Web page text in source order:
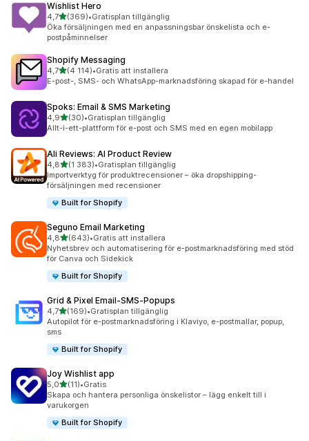
Wishlist Hero
4,7av 5 stjärnor
(369)
369 recensioner totalt
•Gratisplan tillgänglig
Öka försäljningen med en anpassningsbar önskelista och e-
postpåminnelser
Shopify Messaging
4,7av 5 stjärnor
(4 114)
4114 recensioner totalt
•Gratis att installera
E-post-, SMS- och WhatsApp-marknadsföring skapad för e-handel
Spoks: Email & SMS Marketing
4,9av 5 stjärnor
(30)
30 recensioner totalt
•Gratisplan tillgänglig
Allt-i-ett-plattform för e-post och SMS med en egen mobilapp
Ali Reviews: AI Product Review
4,8av 5 stjärnor
(1 383)
1383 recensioner totalt
•Gratisplan tillgänglig
Importverktyg för produktrecensioner – öka dropshipping-
försäljningen med recensioner
Built for Shopify
Seguno Email Marketing
4,8av 5 stjärnor
(643)
643 recensioner totalt
•Gratis att installera
Nyhetsbrev och automatisering för e-postmarknadsföring med stöd
för Canva och Sidekick
Built for Shopify
Grid & Pixel Email‑SMS‑Popups
4,7av 5 stjärnor
(169)
169 recensioner totalt
•Gratisplan tillgänglig
Autopilot för e-postmarknadsföring i Klaviyo, e-postmallar, popup,
sms
Built for Shopify
Joy Wishlist app
5,0av 5 stjärnor
(11)
11 recensioner totalt
•Gratis
Skapa och hantera personliga önskelistor – lägg enkelt till i
varukorgen
Built for Shopify